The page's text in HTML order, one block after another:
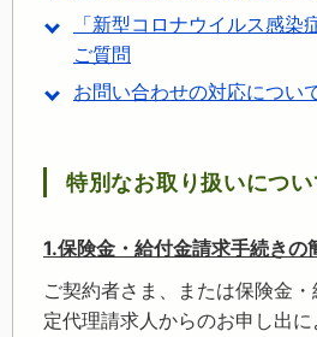
「新型コロナウイルス感染
ご質問
お問い合わせの対応につい
特別なお取り扱いについ
1.保険金・給付金請求手続きの
ご契約者さま、または保険金
定代理請求人からのお申し出